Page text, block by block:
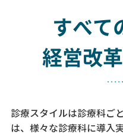
すべて
経営改
診療スタイルは診療科ご
は、様々な診療科に導入